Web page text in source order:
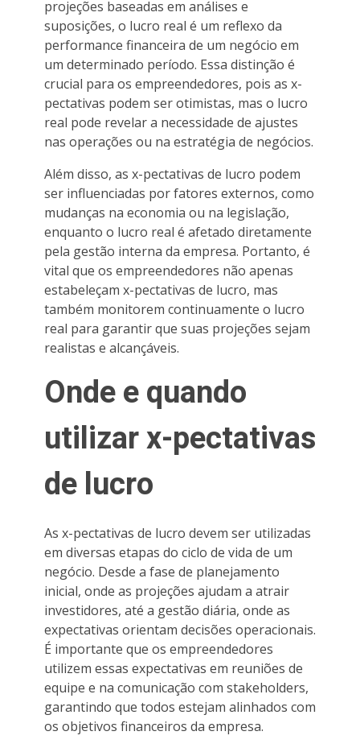
projeções baseadas em análises e
suposições, o lucro real é um reflexo da
performance financeira de um negócio em
um determinado período. Essa distinção é
crucial para os empreendedores, pois as x-
pectativas podem ser otimistas, mas o lucro
real pode revelar a necessidade de ajustes
nas operações ou na estratégia de negócios.
Além disso, as x-pectativas de lucro podem
ser influenciadas por fatores externos, como
mudanças na economia ou na legislação,
enquanto o lucro real é afetado diretamente
pela gestão interna da empresa. Portanto, é
vital que os empreendedores não apenas
estabeleçam x-pectativas de lucro, mas
também monitorem continuamente o lucro
real para garantir que suas projeções sejam
realistas e alcançáveis.
Onde e quando
utilizar x-pectativas
de lucro
As x-pectativas de lucro devem ser utilizadas
em diversas etapas do ciclo de vida de um
negócio. Desde a fase de planejamento
inicial, onde as projeções ajudam a atrair
investidores, até a gestão diária, onde as
expectativas orientam decisões operacionais.
É importante que os empreendedores
utilizem essas expectativas em reuniões de
equipe e na comunicação com stakeholders,
garantindo que todos estejam alinhados com
os objetivos financeiros da empresa.